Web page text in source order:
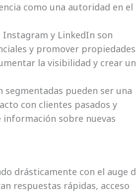
como una autoridad en el
y LinkedIn son
y promover
la visibilidad y crear
segmentadas pueden ser una
con clientes pasados y
sobre nuevas
drásticamente con el auge
respuestas rápidas, acceso